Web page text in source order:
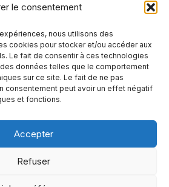
le consentement
nous utilisons des
cookies pour stocker et/ou accéder aux
Le fait de consentir à ces technologies
données telles que le comportement
sur ce site. Le fait de ne pas
consentement peut avoir un effet négatif
et fonctions.
Accepter
Refuser
A propos
Me contacter
de cookies